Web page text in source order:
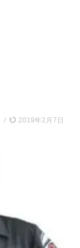
/ 2019年2月7日